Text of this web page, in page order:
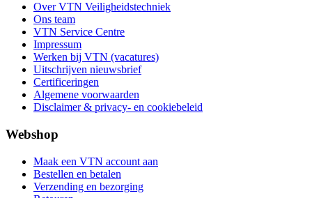
Over VTN Veiligheidstechniek
Ons team
VTN Service Centre
Impressum
Werken bij VTN (vacatures)
Uitschrijven nieuwsbrief
Certificeringen
Algemene voorwaarden
Disclaimer & privacy- en cookiebeleid
Webshop
Maak een VTN account aan
Bestellen en betalen
Verzending en bezorging